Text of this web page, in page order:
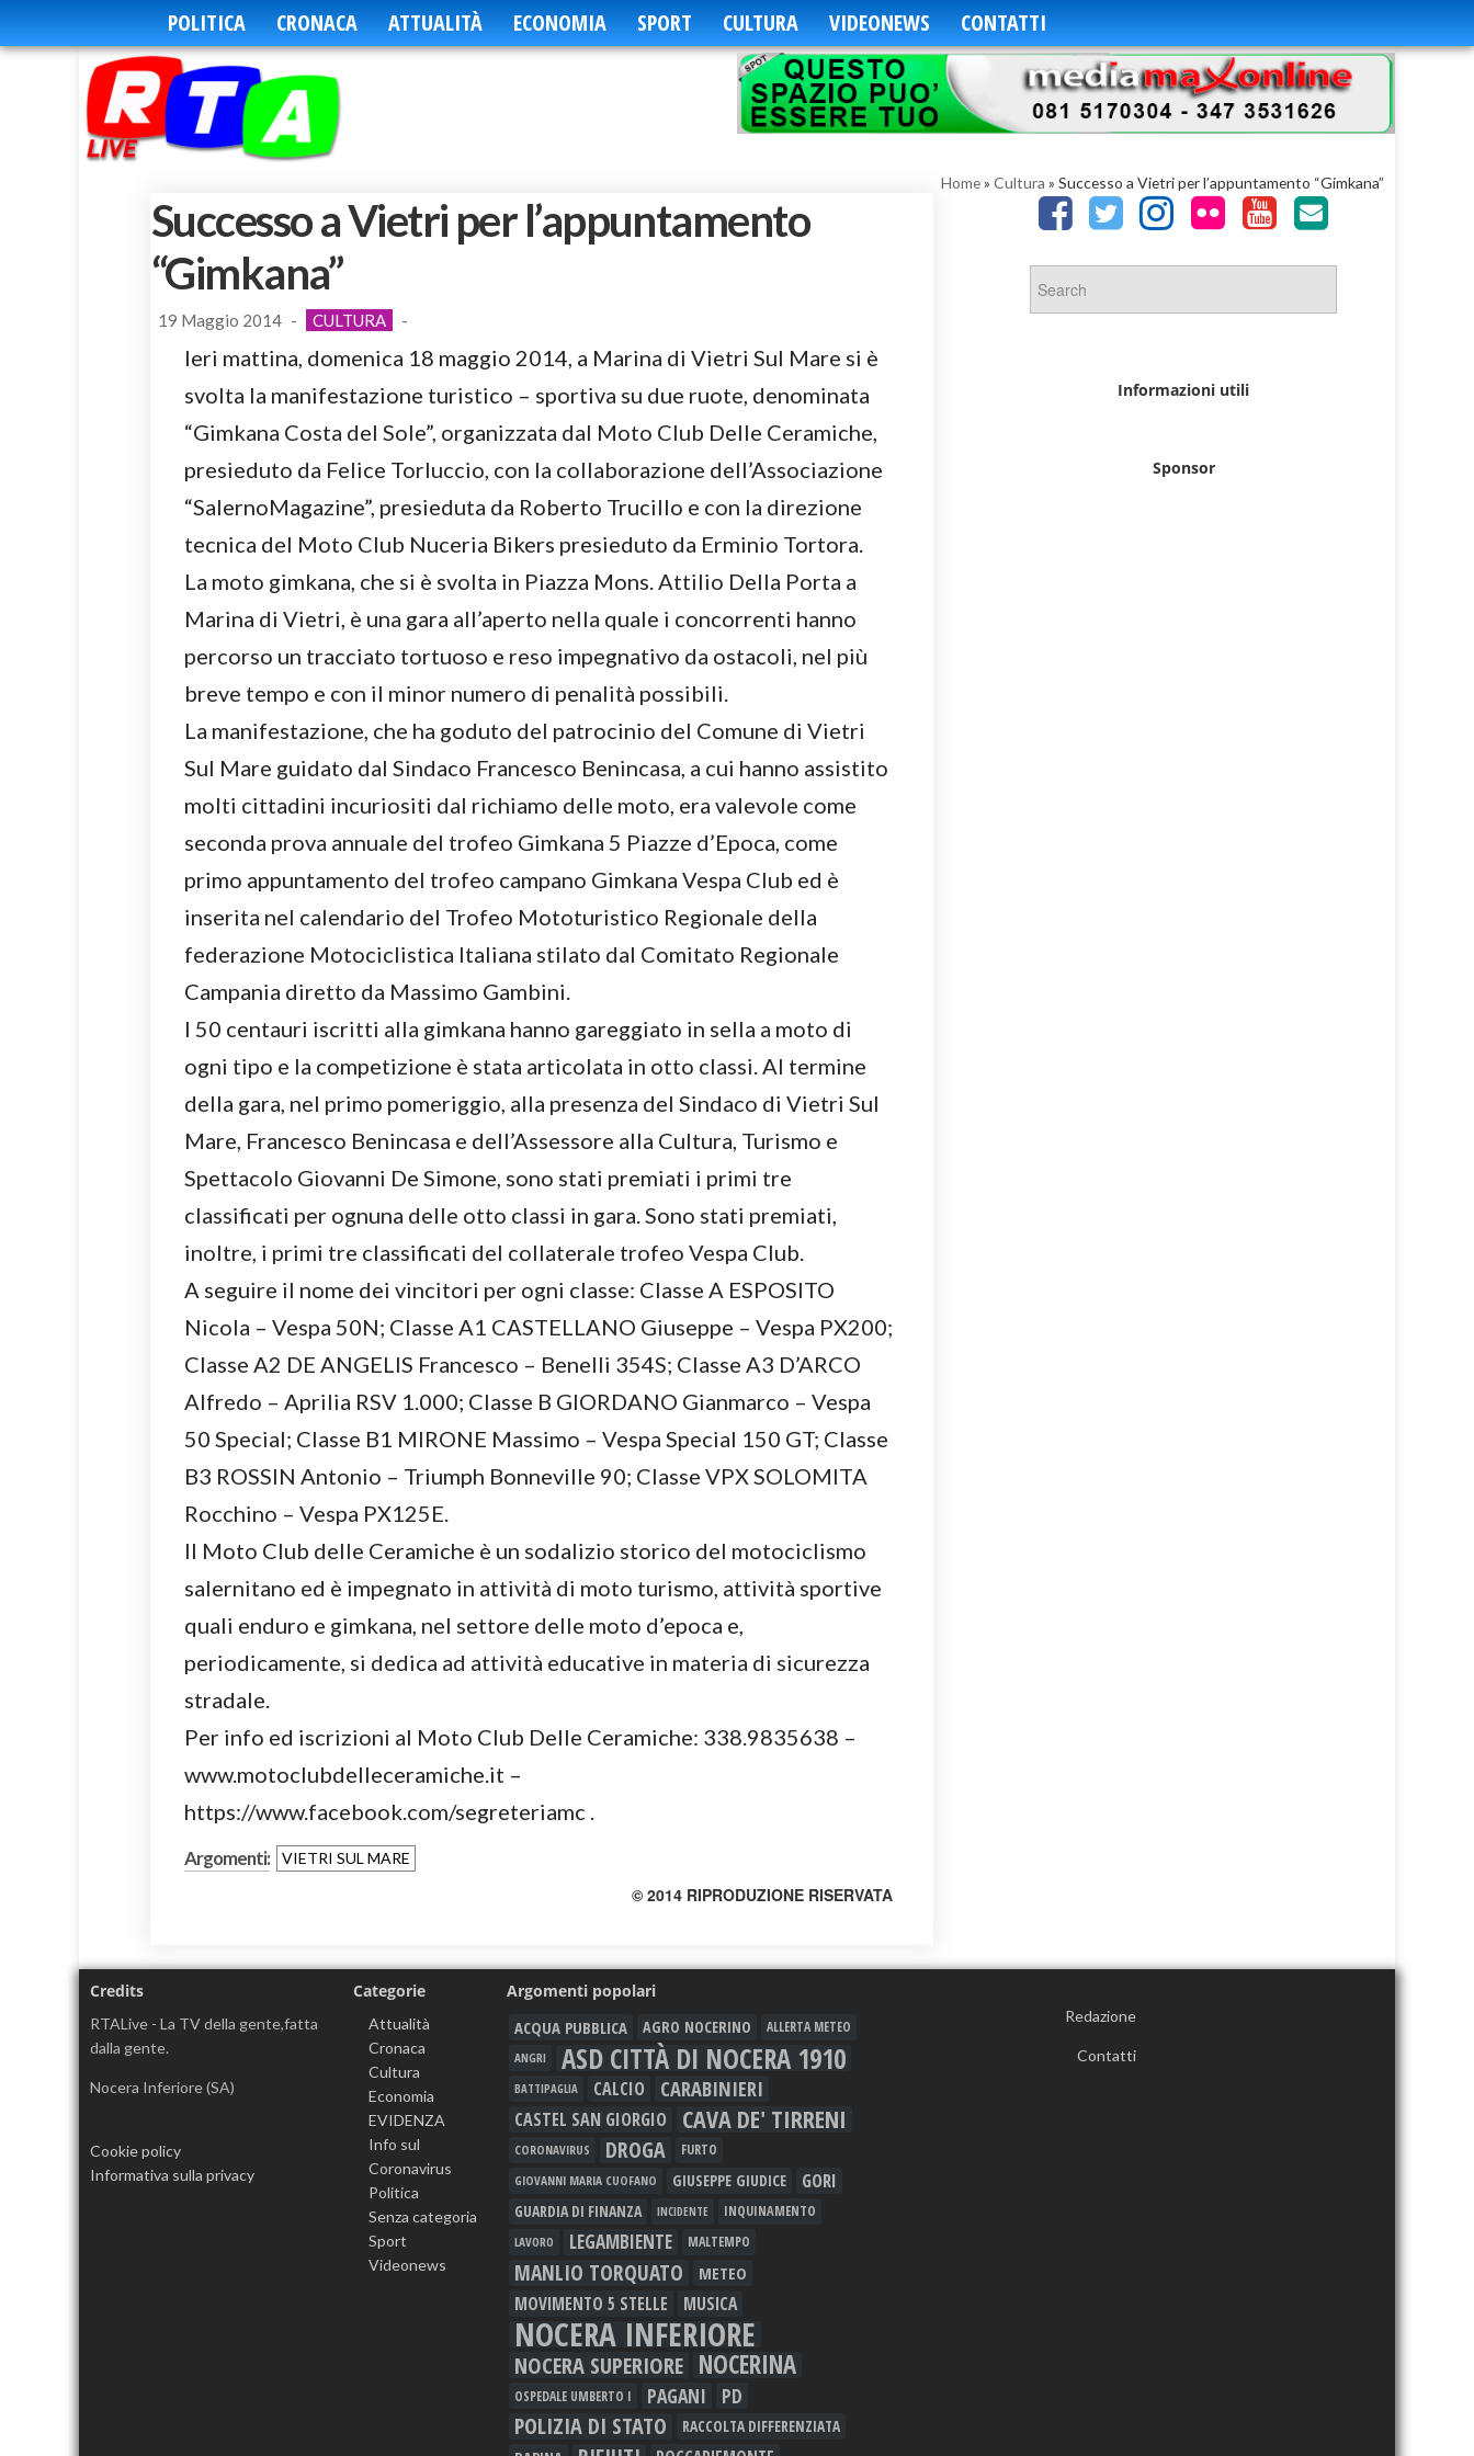
POLITICA CRONACA ATTUALITÀ ECONOMIA SPORT CULTURA VIDEONEWS CONTATTI
Home» Cultura » Successo a Vietri per l’appuntamento “Gimkana”
Successo a Vietri per l’appuntamento
“Gimkana”
19 Maggio 2014 - CULTURA -
Ieri mattina, domenica 18 maggio 2014, a Marina di Vietri Sul Mare si è
svolta la manifestazione turistico – sportiva su due ruote, denominata
“Gimkana Costa del Sole”, organizzata dal Moto Club Delle Ceramiche,
presieduto da Felice Torluccio, con la collaborazione dell’Associazione
“SalernoMagazine”, presieduta da Roberto Trucillo e con la direzione
tecnica del Moto Club Nuceria Bikers presieduto da Erminio Tortora.
La moto gimkana, che si è svolta in Piazza Mons. Attilio Della Porta a
Marina di Vietri, è una gara all’aperto nella quale i concorrenti hanno
percorso un tracciato tortuoso e reso impegnativo da ostacoli, nel più
breve tempo e con il minor numero di penalità possibili.
La manifestazione, che ha goduto del patrocinio del Comune di Vietri
Sul Mare guidato dal Sindaco Francesco Benincasa, a cui hanno assistito
molti cittadini incuriositi dal richiamo delle moto, era valevole come
seconda prova annuale del trofeo Gimkana 5 Piazze d’Epoca, come
primo appuntamento del trofeo campano Gimkana Vespa Club ed è
inserita nel calendario del Trofeo Mototuristico Regionale della
federazione Motociclistica Italiana stilato dal Comitato Regionale
Campania diretto da Massimo Gambini.
I 50 centauri iscritti alla gimkana hanno gareggiato in sella a moto di
ogni tipo e la competizione è stata articolata in otto classi. Al termine
della gara, nel primo pomeriggio, alla presenza del Sindaco di Vietri Sul
Mare, Francesco Benincasa e dell’Assessore alla Cultura, Turismo e
Spettacolo Giovanni De Simone, sono stati premiati i primi tre
classificati per ognuna delle otto classi in gara. Sono stati premiati,
inoltre, i primi tre classificati del collaterale trofeo Vespa Club.
A seguire il nome dei vincitori per ogni classe: Classe A ESPOSITO
Nicola – Vespa 50N; Classe A1 CASTELLANO Giuseppe – Vespa PX200;
Classe A2 DE ANGELIS Francesco – Benelli 354S; Classe A3 D’ARCO
Alfredo – Aprilia RSV 1.000; Classe B GIORDANO Gianmarco – Vespa
50 Special; Classe B1 MIRONE Massimo – Vespa Special 150 GT; Classe
B3 ROSSIN Antonio – Triumph Bonneville 90; Classe VPX SOLOMITA
Rocchino – Vespa PX125E.
Il Moto Club delle Ceramiche è un sodalizio storico del motociclismo
salernitano ed è impegnato in attività di moto turismo, attività sportive
quali enduro e gimkana, nel settore delle moto d’epoca e,
periodicamente, si dedica ad attività educative in materia di sicurezza
stradale.
Per info ed iscrizioni al Moto Club Delle Ceramiche: 338.9835638 –
www.motoclubdelleceramiche.it –
https://www.facebook.com/segreteriamc .
Argomenti: VIETRI SUL MARE
© 2014 RIPRODUZIONE RISERVATA
Informazioni utili
Sponsor
Credits
RTALive - La TV della gente,fatta
dalla gente.
Nocera Inferiore (SA)
Cookie policy
Informativa sulla privacy
Categorie
Attualità
Cronaca
Cultura
Economia
EVIDENZA
Info sul
Coronavirus
Politica
Senza categoria
Sport
Videonews
Argomenti popolari
ACQUA PUBBLICA AGRO NOCERINO
ALLERTA METEO
ANGRI
ASD CITTÀ DI NOCERA 1910
BATTIPAGLIA CALCIO CARABINIERI
CASTEL SAN GIORGIO CAVA DE' TIRRENI
CORONAVIRUS DROGA FURTO
GIOVANNI MARIA CUOFANO GIUSEPPE GIUDICE GORI
GUARDIA DI FINANZA INCIDENTE INQUINAMENTO
LAVORO LEGAMBIENTE MALTEMPO
MANLIO TORQUATO METEO
MOVIMENTO 5 STELLE MUSICA
NOCERA INFERIORE
NOCERA SUPERIORE NOCERINA
OSPEDALE UMBERTO I PAGANI PD
POLIZIA DI STATO RACCOLTA DIFFERENZIATA
Redazione
Contatti